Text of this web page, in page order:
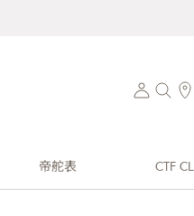
帝舵表 CTF